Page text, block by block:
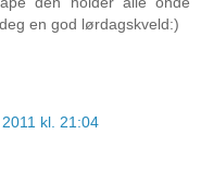
en god lørdagskveld:)
kl. 21:04